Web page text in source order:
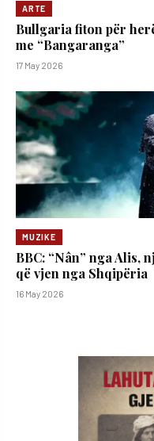
ARTE
Bullgaria fiton për
me “Bangaranga”
17 May 2026
MUZIKE
BBC: “Nân” nga Alis,
që vjen nga Shqipëria
16 May 2026